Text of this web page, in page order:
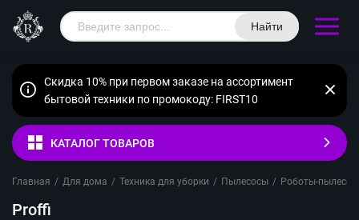
Найти
Скидка 10% при первом заказе на ассортимент
бытовой техники по промокоду: FIRST10
КАТАЛОГ ТОВАРОВ
Главная / Для дома / Техника для уборки / Пылесосы / Роботы-
Proffi